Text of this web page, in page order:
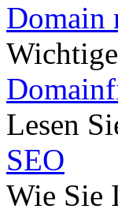
Domain
Lesen
SEO
Wie Sie